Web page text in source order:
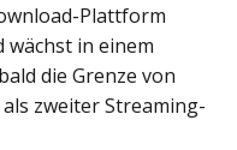
Plattform
in einem
die Grenze von
zweiter Streaming-